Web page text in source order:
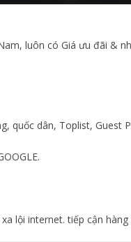
luôn có Giá ưu đãi &
quốc dân, Toplist, Guest
lội internet. tiếp cận